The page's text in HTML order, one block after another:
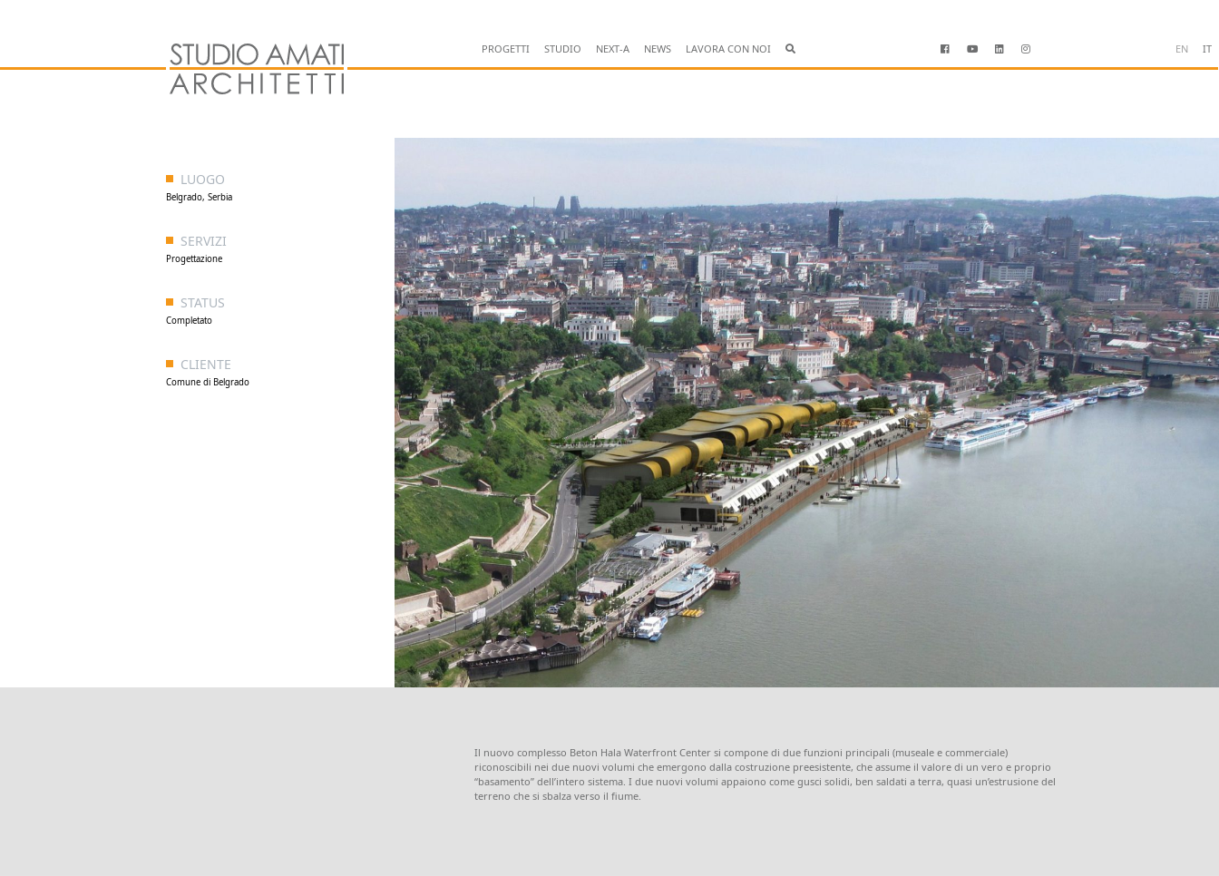
PROGETTI STUDIO NEXT-A NEWS LAVORA CON NOI EN IT
LUOGO
Belgrado, Serbia
SERVIZI
Progettazione
STATUS
Completato
CLIENTE
Comune di Belgrado
Il nuovo complesso Beton Hala Waterfront Center si compone di due funzioni principali (museale e commerciale)
riconoscibili nei due nuovi volumi che emergono dalla costruzione preesistente, che assume il valore di un vero e proprio
“basamento” dell’intero sistema. I due nuovi volumi appaiono come gusci solidi, ben saldati a terra, quasi un’estrusione del
terreno che si sbalza verso il fiume.